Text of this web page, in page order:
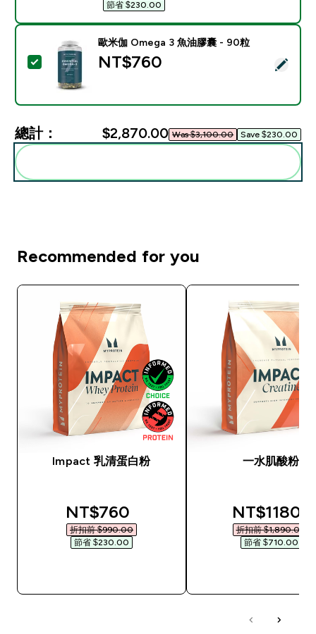
節省 $230.00‎
選取此商品 - 歐米伽 Omega 3 魚油膠囊 - 90粒
歐米伽 Omega 3 魚油膠囊 - 90粒
NT$760‎
總計： $2,870.00‎ Was $3,100.00‎ Save $230.00‎
Recommended for you
Impact 乳清蛋白粉
discounted price
NT$760‎
折扣前 $990.00‎
節省 $230.00‎
一水肌酸粉
NT$1180‎
折扣前 $1,890.00‎
節省 $710.00‎